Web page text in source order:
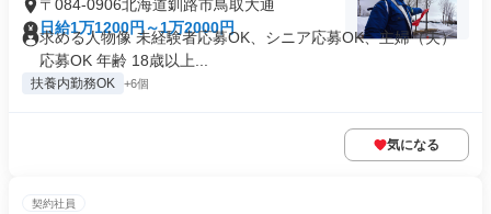
〒084-0906北海道釧路市鳥取大通
日給1万1200円～1万2000円
求める人物像 未経験者応募OK、シニア応募OK、主婦（夫）
応募OK 年齢 18歳以上...
扶養内勤務OK +6個
気になる
契約社員